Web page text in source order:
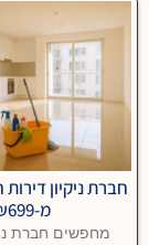
חברת ניקיון
מ-₪699
מחפשים חברת